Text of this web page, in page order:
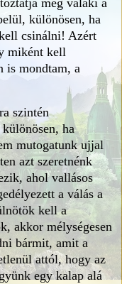
meg valaki a
különösen, ha
csinálni! Azért
miként kell
is mondtam, a
szintén
ha
mutogatunk ujjal
azt szeretnénk
ahol vallásos
a válás a
kell a
akkor mélységesen
bármit, amit a
attól, hogy az
egy kalap alá